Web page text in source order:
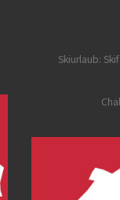
Skiurlaub: